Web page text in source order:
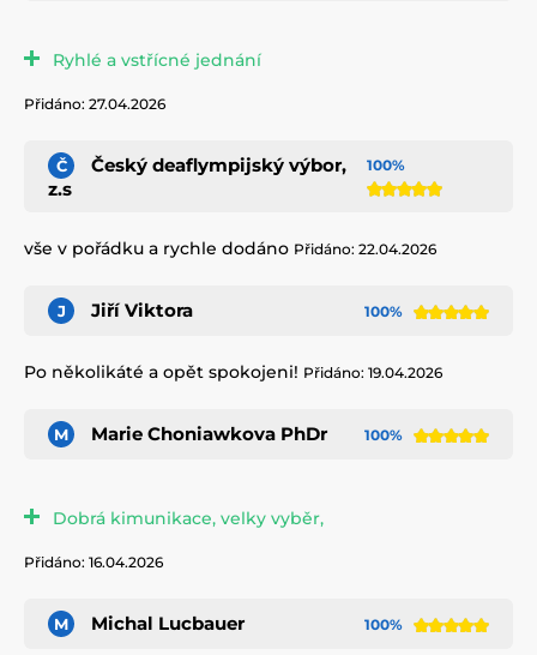
Ryhlé a vstřícné jednání
Přidáno: 27.04.2026
Č
Český deaflympijský výbor,
z.s
100%
vše v pořádku a rychle dodáno Přidáno: 22.04.2026
J Jiří Viktora 100%
Po několikáté a opět spokojeni! Přidáno: 19.04.2026
M Marie Choniawkova PhDr 100%
Dobrá kimunikace, velky vyběr,
Přidáno: 16.04.2026
M Michal Lucbauer 100%